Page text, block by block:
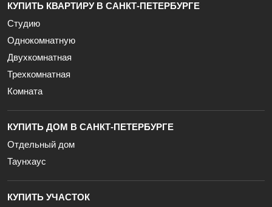
КУПИТЬ КВАРТИРУ В САНКТ-ПЕТЕРБУРГЕ
Студию
Однокомнатную
Двухкомнатная
Трехкомнатная
Комната
КУПИТЬ ДОМ В САНКТ-ПЕТЕРБУРГЕ
Отдельный дом
Таунхаус
КУПИТЬ УЧАСТОК